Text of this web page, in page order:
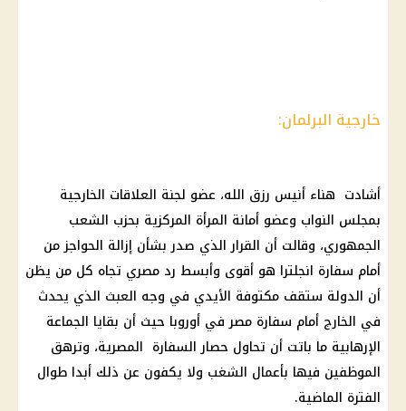
خارجية البرلمان:
أشادت هناء أنيس رزق الله، عضو لجنة العلاقات الخارجية
بمجلس النواب وعضو أمانة المرأة المركزية بحزب الشعب
الجمهوري، وقالت أن القرار الذي صدر بشأن إزالة الحواجز من
أمام سفارة انجلترا هو أقوى وأبسط رد مصري تجاه كل من يظن
أن الدولة ستقف مكتوفة الأيدي في وجه العبث الذي يحدث
في الخارج أمام سفارة مصر في أوروبا حيث أن بقايا الجماعة
الإرهابية ما باتت أن تحاول حصار السفارة المصرية، وترهق
الموظفين فيها بأعمال الشغب ولا يكفون عن ذلك أبدا طوال
الفترة الماضية.